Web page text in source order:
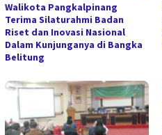
Walikota Pangkalpinang
Terima Silaturahmi Badan
Riset dan Inovasi Nasional
Dalam Kunjunganya di Bangka
Belitung